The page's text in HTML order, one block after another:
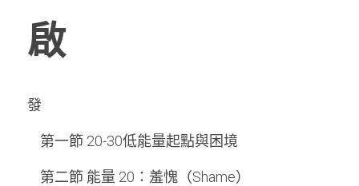
啟
發
    第一節 20-30低能量起點與困境
    第二節 能量 20：羞愧（Shame）